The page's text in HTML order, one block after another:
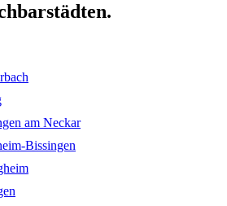
am Neckar
Bissingen